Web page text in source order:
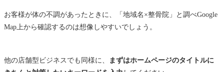
お客様が体の不調があったときに、「地域名×整骨院」と調べGoogle
Map上から確認するのは想像しやすいでしょう。
他の店舗型ビジネスでも同様に、
まずはホームページのタイトルに